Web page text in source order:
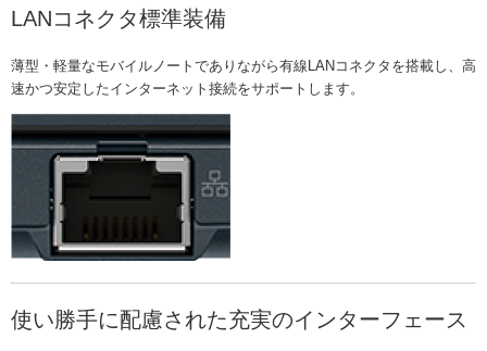
LANコネクタ標準装備
薄型・軽量なモバイルノートでありながら有線LANコネクタを搭載し、高
速かつ安定したインターネット接続をサポートします。
使い勝手に配慮された充実のインターフェース